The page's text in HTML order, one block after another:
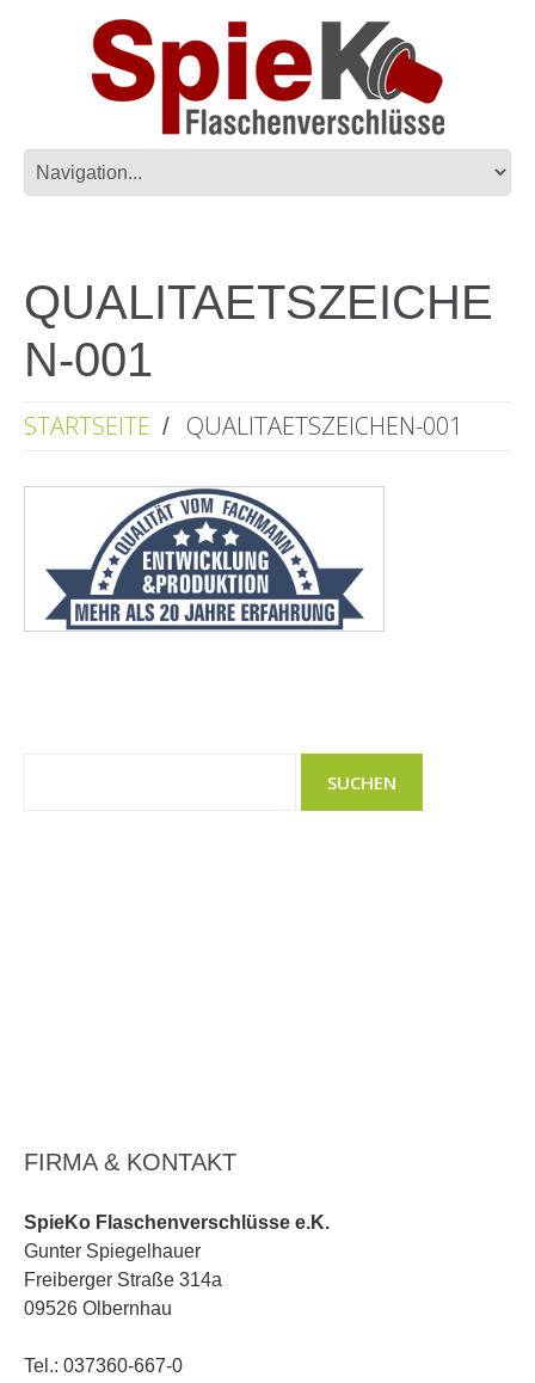
QUALITAETSZEICHE
N-001
STARTSEITE QUALITAETSZEICHEN-001
FIRMA & KONTAKT
SpieKo Flaschenverschlüsse e.K.
Gunter Spiegelhauer
Freiberger Straße 314a
09526 Olbernhau
Tel.: 037360-667-0